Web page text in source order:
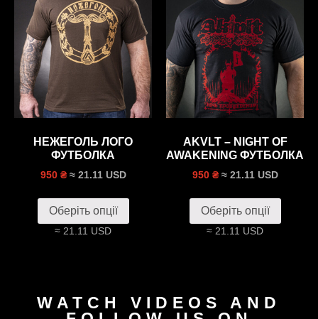
НЕЖЕГОЛЬ ЛОГО
ФУТБОЛКА
950 ₴ ≈ 21.11 USD
Оберіть опції
≈ 21.11 USD
AKVLT – NIGHT OF
AWAKENING ФУТБОЛКА
950 ₴ ≈ 21.11 USD
Оберіть опції
≈ 21.11 USD
WATCH VIDEOS AND